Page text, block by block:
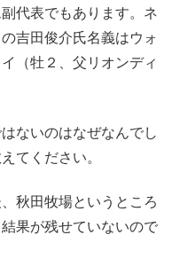
代表でもあります。ネ
吉田俊介氏名義はウォ
（牡２、父リオンディ
ないのはなぜなんでし
てください。
秋田牧場というところ
果が残せていないので